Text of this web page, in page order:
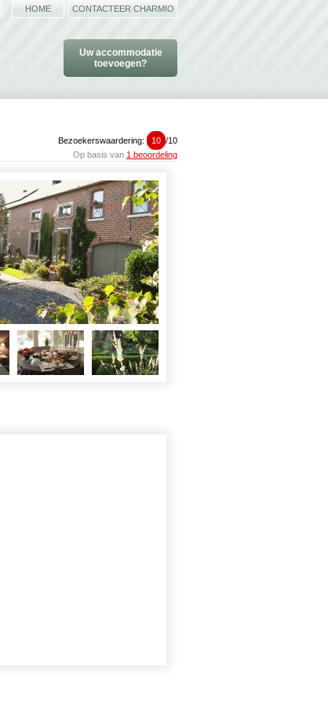
Uw accommodatie
toevoegen?
HOME CONTACTEER CHARMIO
Bezoekerswaardering: 10 /10
Op basis van 1 beoordeling